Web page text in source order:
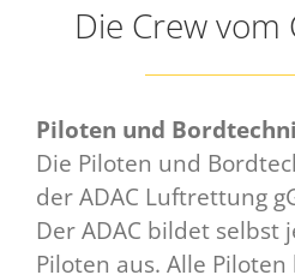
Die Crew vom
Piloten und
Die Piloten und
der ADAC Luftrettung
Der ADAC bildet selbst
Piloten aus. Alle